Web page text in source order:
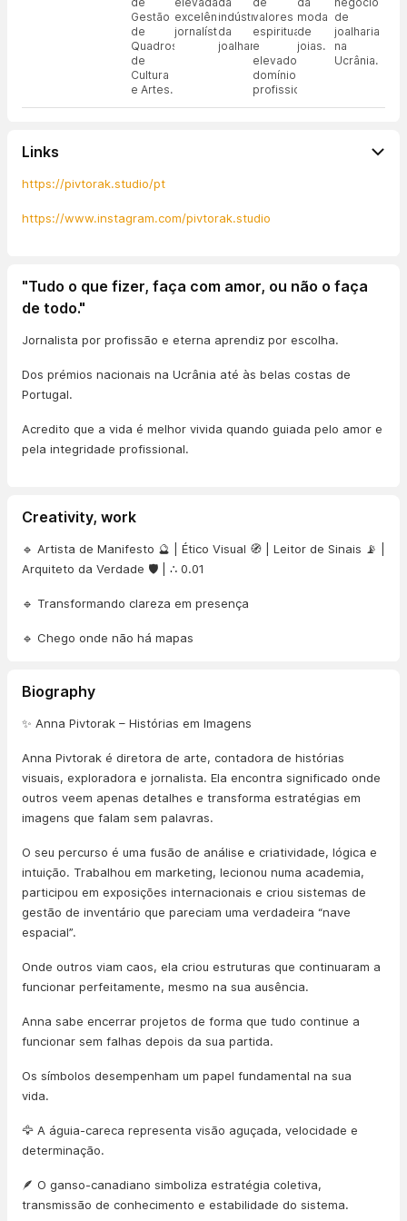
Gestão
de
Quadros
de
Cultura
e Artes.
excelência
jornalística.
indústria
da
joalharia.
valores
espirituais
e
elevado
domínio
profissional.
moda
de
joias.
de
joalharia
na
Ucrânia.
Links
https://pivtorak.studio/pt
https://www.instagram.com/pivtorak.studio
"Tudo o que fizer, faça com amor, ou não o faça
de todo."
Jornalista por profissão e eterna aprendiz por escolha.
Dos prémios nacionais na Ucrânia até às belas costas de
Portugal.
Acredito que a vida é melhor vivida quando guiada pelo amor e
pela integridade profissional.
Creativity, work
🔹 Artista de Manifesto 🔮 | Ético Visual 🧭 | Leitor de Sinais 📡 |
Arquiteto da Verdade 🛡️ | ∴ 0.01
🔹 Transformando clareza em presença
🔹 Chego onde não há mapas
Biography
✨ Anna Pivtorak – Histórias em Imagens
Anna Pivtorak é diretora de arte, contadora de histórias
visuais, exploradora e jornalista. Ela encontra significado onde
outros veem apenas detalhes e transforma estratégias em
imagens que falam sem palavras.
O seu percurso é uma fusão de análise e criatividade, lógica e
intuição. Trabalhou em marketing, lecionou numa academia,
participou em exposições internacionais e criou sistemas de
gestão de inventário que pareciam uma verdadeira “nave
espacial”.
Onde outros viam caos, ela criou estruturas que continuaram a
funcionar perfeitamente, mesmo na sua ausência.
Anna sabe encerrar projetos de forma que tudo continue a
funcionar sem falhas depois da sua partida.
Os símbolos desempenham um papel fundamental na sua
vida.
🦅 A águia-careca representa visão aguçada, velocidade e
determinação.
🪶 O ganso-canadiano simboliza estratégia coletiva,
transmissão de conhecimento e estabilidade do sistema.